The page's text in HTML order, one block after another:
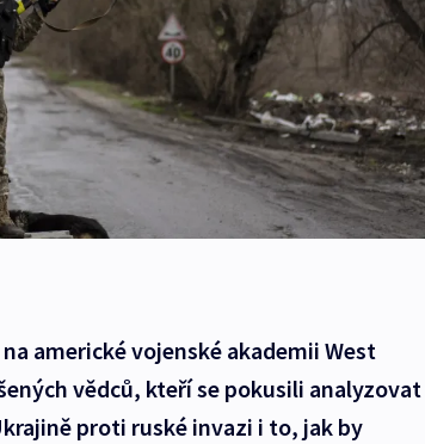
americké vojenské akademii West
vědců, kteří se pokusili analyzovat
proti ruské invazi i to, jak by